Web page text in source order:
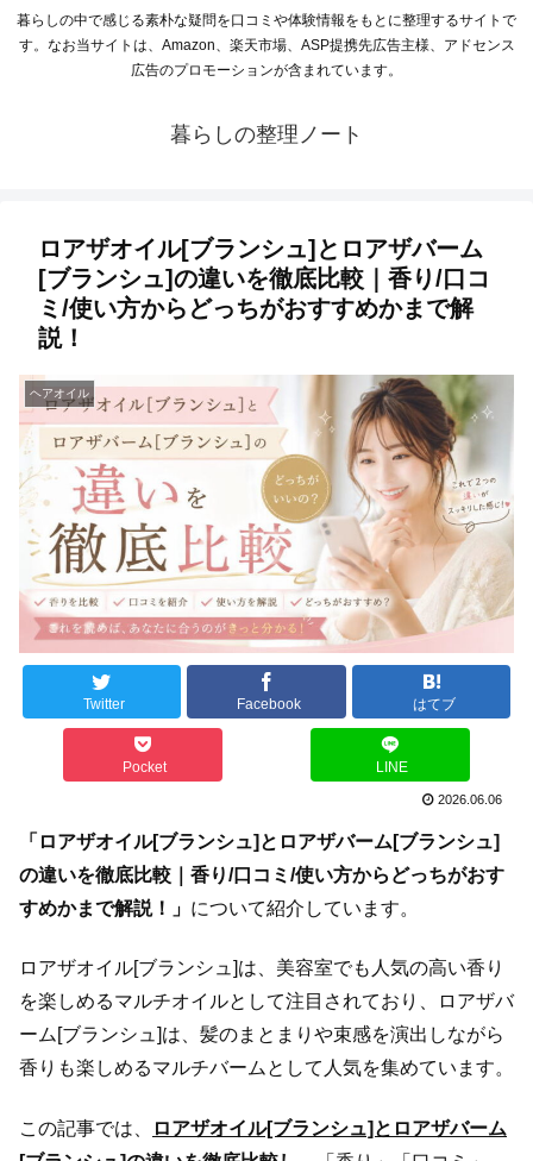
暮らしの中で感じる素朴な疑問を口コミや体験情報をもとに整理するサイトで
す。なお当サイトは、Amazon、楽天市場、ASP提携先広告主様、アドセンス
広告のプロモーションが含まれています。
暮らしの整理ノート
ロアザオイル[ブランシュ]とロアザバーム
[ブランシュ]の違いを徹底比較｜香り/口コ
ミ/使い方からどっちがおすすめかまで解
説！
ヘアオイル
Twitter Facebook はてブ
Pocket LINE
2026.06.06
「ロアザオイル[ブランシュ]とロアザバーム[ブランシュ]
の違いを徹底比較｜香り/口コミ/使い方からどっちがおす
すめかまで解説！」 について紹介しています。
ロアザオイル[ブランシュ]は、美容室でも人気の高い香り
を楽しめるマルチオイルとして注目されており、ロアザバ
ーム[ブランシュ]は、髪のまとまりや束感を演出しながら
香りも楽しめるマルチバームとして人気を集めています。
この記事では、
ロアザオイル[ブランシュ]とロアザバーム